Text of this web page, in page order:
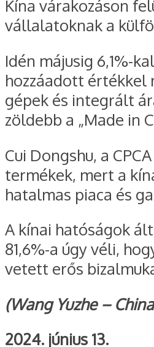
Kína várakozáson
vállalatoknak a
Idén májusig 6,1%-
hozzáadott értékkel
gépek és integrált
zöldebb a „Made in
Cui Dongshu, a
termékek, mert a
hatalmas piaca és
A kínai hatóságok
81,6%-a úgy véli,
vetett erős
(Wang Yuzhe –
2024. június 13.